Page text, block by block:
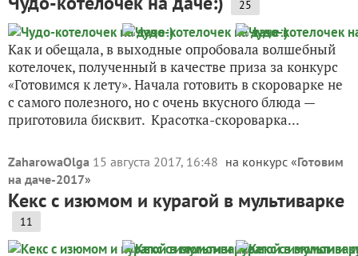
25
Как и обещала, в выходные опробовала волшебный
котелочек, полученный в качестве приза за конкурс
«Готовимся к лету». Начала готовить в скороварке не
с самого полезного, но с очень вкусного блюда —
приготовила бисквит. Красотка-скороварка...
ZaharowaOlga 15 августа 2017, 16:48 на конкурс «Готовим
на даче-2017»
Кекс с изюмом и курагой в мультиварке
11